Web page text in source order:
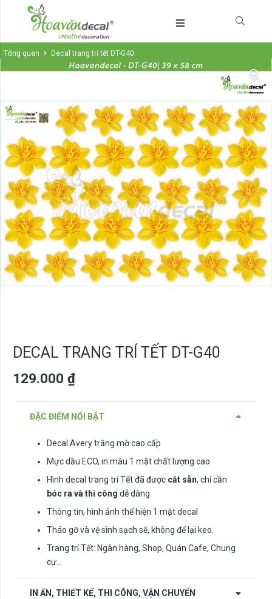
Tổng quan Decal trang trí tết DT-G40
DECAL TRANG TRÍ TẾT DT-G40
129.000 ₫
ĐẶC ĐIỂM NỔI BẬT
Decal Avery trắng mờ cao cấp
Mực dầu ECO, in màu 1 mặt chất lượng cao
Hình decal trang trí Tết đã được cắt sẵn, chỉ cần
bóc ra và thi công dễ dàng
Thông tin, hình ảnh thể hiện 1 mặt decal
Tháo gỡ và vệ sinh sạch sẽ, không để lại keo.
Trang trí Tết: Ngân hàng, Shop, Quán Cafe, Chung
cư…
IN ẤN, THIẾT KẾ, THI CÔNG, VẬN CHUYỂN